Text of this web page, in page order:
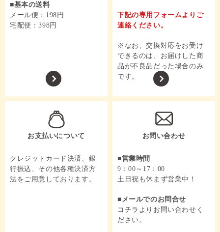
基本の送料
メール便：198円
宅配便：398円
下記の専用フォームよりご
連絡ください。
※なお、交換対応をお受け
できるのは、お届けした商
品が不良品だった場合のみ
です。
お支払いについて
クレジットカード決済、銀
行振込、その他各種決済方
法をご用意しております。
お問い合わせ
営業時間
9：00～17：00
土日祝も休まず営業中！
メールでのお問合せ
コチラ よりお問い合わせく
ださい。